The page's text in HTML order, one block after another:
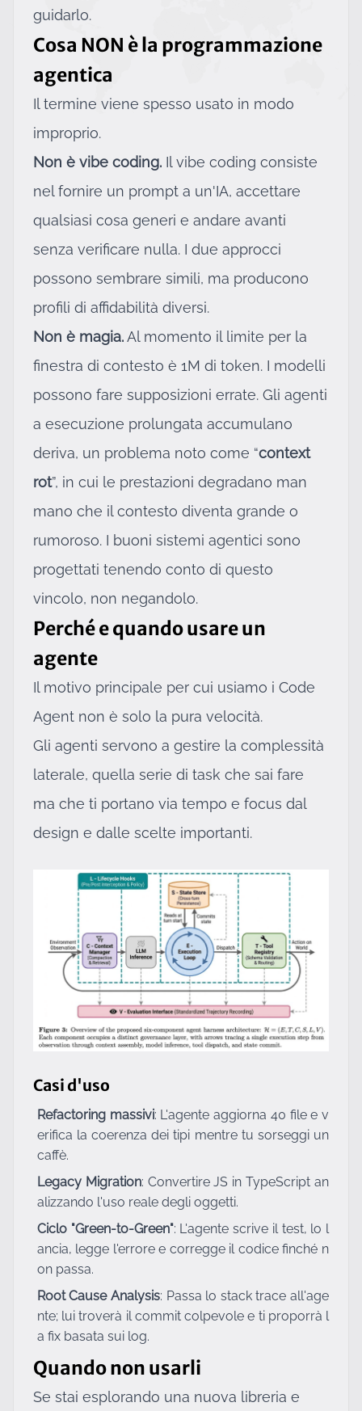
guidarlo.
Cosa NON è la programmazione
agentica
Il termine viene spesso usato in modo
improprio.
Non è vibe coding. Il vibe coding consiste
nel fornire un prompt a un'IA, accettare
qualsiasi cosa generi e andare avanti
senza verificare nulla. I due approcci
possono sembrare simili, ma producono
profili di affidabilità diversi.
Non è magia.Al momento il limite per la
finestra di contesto è 1M di token. I modelli
possono fare supposizioni errate. Gli agenti
a esecuzione prolungata accumulano
deriva, un problema noto come “context
rot”, in cui le prestazioni degradano man
mano che il contesto diventa grande o
rumoroso. I buoni sistemi agentici sono
progettati tenendo conto di questo
vincolo, non negandolo.
Perché e quando usare un
agente
Il motivo principale per cui usiamo i Code
Agent non è solo la pura velocità.
Gli agenti servono a gestire la complessità
laterale, quella serie di task che sai fare
ma che ti portano via tempo e focus dal
design e dalle scelte importanti.
Casi d'uso
Refactoring massivi: L'agente aggiorna 40 file e v
erifica la coerenza dei tipi mentre tu sorseggi un
caffè.
Legacy Migration: Convertire JS in TypeScript an
alizzando l'uso reale degli oggetti.
Ciclo "Green-to-Green": L'agente scrive il test, lo l
ancia, legge l'errore e corregge il codice finché n
on passa.
Root Cause Analysis: Passa lo stack trace all'age
nte; lui troverà il commit colpevole e ti proporrà l
a fix basata sui log.
Quando non usarli
Se stai esplorando una nuova libreria e